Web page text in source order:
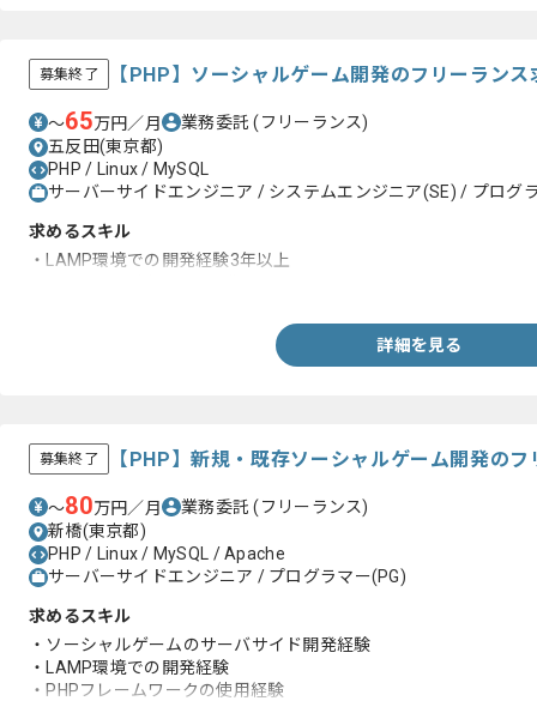
募集終了 【PHP】ソーシャルゲーム開発のフリーラン
〜65万円／月 業務委託(フリーランス)
五反田(東京都)
PHP / Linux / MySQL
サーバーサイドエンジニア / システムエンジニア(SE) / プログ
求めるスキル
・LAMP環境での開発経験3年以上
詳細を見る
募集終了 【PHP】新規・既存ソーシャルゲーム開発の
〜80万円／月 業務委託(フリーランス)
新橋(東京都)
PHP / Linux / MySQL / Apache
サーバーサイドエンジニア / プログラマー(PG)
求めるスキル
・ソーシャルゲームのサーバサイド開発経験
・LAMP環境での開発経験
・PHPフレームワークの使用経験